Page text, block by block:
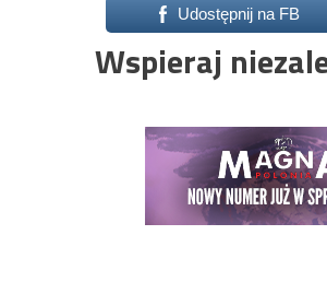
Udostępnij na FB
Wspieraj